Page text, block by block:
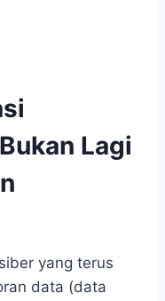
Lagi
yang terus
data (data